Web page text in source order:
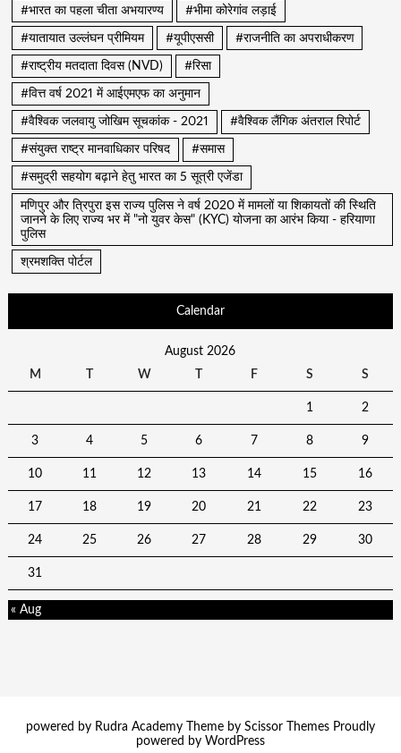
#भारत का पहला चीता अभयारण्य #भीमा कोरेगांव लड़ाई
#यातायात उल्लंघन प्रीमियम #यूपीएससी #राजनीति का अपराधीकरण
#राष्ट्रीय मतदाता दिवस (NVD) #रिसा
#वित्त वर्ष 2021 में आईएमएफ का अनुमान
#वैश्विक जलवायु जोखिम सूचकांक - 2021 #वैश्विक लैंगिक अंतराल रिपोर्ट
#संयुक्त राष्ट्र मानवाधिकार परिषद #समास
#समुद्री सहयोग बढ़ाने हेतु भारत का 5 सूत्री एजेंडा
मणिपुर और त्रिपुरा इस राज्य पुलिस ने वर्ष 2020 में मामलों या शिकायतों की स्थिति
जानने के लिए राज्य भर में "नो युवर केस" (KYC) योजना का आरंभ किया - हरियाणा
पुलिस
श्रमशक्ति पोर्टल
Calendar
August 2026
M
W F S S
1 2
3 4 5 6 7 8 9
10 11 12 13 14 15 16
17 18 19 20 21 22 23
24 25 26 27 28 29 30
31
« Aug
powered by Rudra Academy Theme by Scissor Themes Proudly
powered by WordPress